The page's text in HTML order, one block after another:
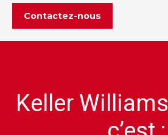
Contactez-nous
Keller Williams